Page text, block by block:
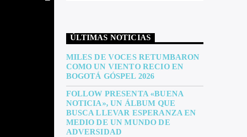
ÚLTIMAS NOTICIAS
MILES DE VOCES RETUMBARON
COMO UN VIENTO RECIO EN
BOGOTÁ GÓSPEL 2026
FOLLOW PRESENTA «BUENA
NOTICIA», UN ÁLBUM QUE
BUSCA LLEVAR ESPERANZA EN
MEDIO DE UN MUNDO DE
ADVERSIDAD